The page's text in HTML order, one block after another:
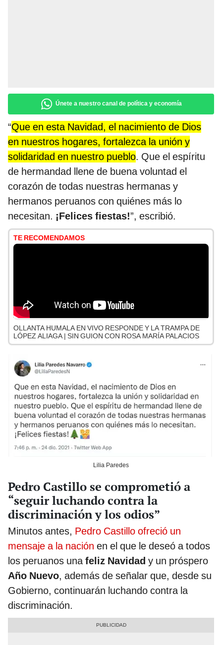
Únete a nuestro canal de política y economía
“Que en esta Navidad, el nacimiento de Dios
en nuestros hogares, fortalezca la unión y
solidaridad en nuestro pueblo. Que el espíritu
de hermandad llene de buena voluntad el
corazón de todas nuestras hermanas y
hermanos peruanos con quiénes más lo
necesitan. ¡Felices fiestas!”, escribió.
TE RECOMENDAMOS
OLLANTA HUMALA EN VIVO RESPONDE Y LA TRAMPA DE
LÓPEZ ALIAGA | SIN GUION CON ROSA MARÍA PALACIOS
Lilia Paredes
Pedro Castillo se comprometió a
“seguir luchando contra la
discriminación y los odios”
Minutos antes, Pedro Castillo ofreció un
mensaje a la nación en el que le deseó a todos
los peruanos unafeliz Navidad y un próspero
Año Nuevo, además de señalar que, desde su
Gobierno, continuarán luchando contra la
discriminación.